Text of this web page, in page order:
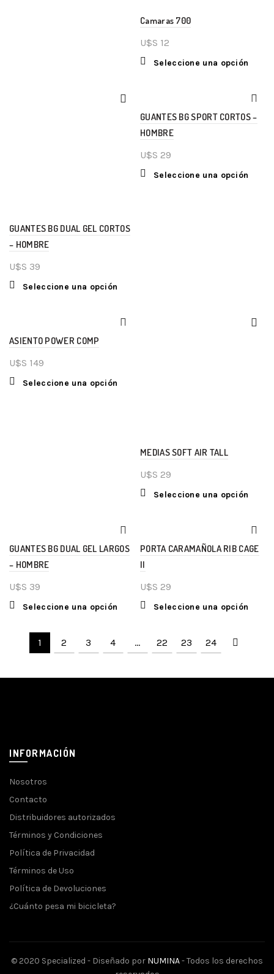
Camaras 700
U$S 12
Seleccione una opción
GUANTES BG DUAL GEL CORTOS
– HOMBRE
U$S 39
Seleccione una opción
GUANTES BG SPORT CORTOS –
HOMBRE
U$S 29
Seleccione una opción
ASIENTO POWER COMP
U$S 149
Seleccione una opción
MEDIAS SOFT AIR TALL
U$S 29
Seleccione una opción
GUANTES BG DUAL GEL LARGOS
– HOMBRE
U$S 39
Seleccione una opción
PORTA CARAMAÑOLA RIB CAGE
II
U$S 29
Seleccione una opción
1 2 3 4 … 22 23 24
INFORMACIÓN
Nosotros
Contacto
Distribuidores autorizados
Términos y Condiciones
Política de Privacidad
Términos de Uso
Política de Devoluciones
¿Cuánto pesa mi bicicleta?
© 2020 Specialized - Diseñado por NUMINA- Todos los derechos